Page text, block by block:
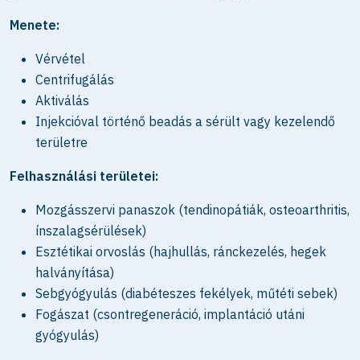
Menete:
Vérvétel
Centrifugálás
Aktiválás
Injekcióval történő beadás a sérült vagy kezelendő
területre
Felhasználási területei:
Mozgásszervi panaszok (tendinopátiák, osteoarthritis,
ínszalagsérülések)
Esztétikai orvoslás (hajhullás, ránckezelés, hegek
halványítása)
Sebgyógyulás (diabéteszes fekélyek, műtéti sebek)
Fogászat (csontregeneráció, implantáció utáni
gyógyulás)